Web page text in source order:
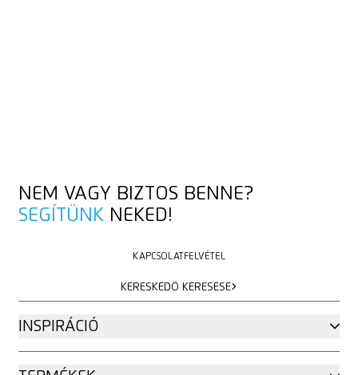
NEM VAGY BIZTOS BENNE?
SEGÍTÜNKNEKED!
KAPCSOLATFELVÉTEL
KERESKEDŐ KERESÉSE
INSPIRÁCIÓ